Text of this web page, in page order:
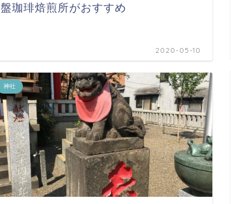
盤珈琲焙煎所がおすすめ
2020-05-10
神社